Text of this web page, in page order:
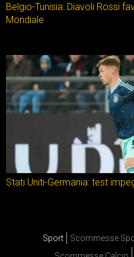
Belgio-Tunisia: Diavoli Rossi
Mondiale
Stati Uniti-Germania: test
Sport Scommesse